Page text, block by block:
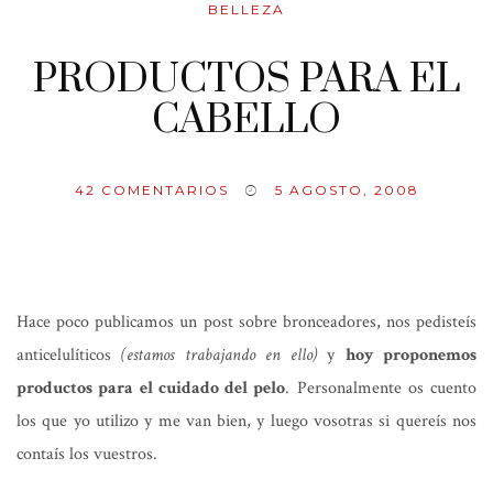
BELLEZA
PRODUCTOS PARA EL
CABELLO
42 COMENTARIOS 5 AGOSTO, 2008
Hace poco publicamosun post sobre bronceadores, nos pedisteís
anticelulíticos(estamos trabajando en ello)y hoy proponemos
productos para el cuidado del pelo. Personalmente os cuento
los que yo utilizo y me van bien, y luego vosotras si quereís nos
contaís los vuestros.